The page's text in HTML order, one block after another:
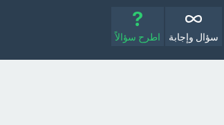
سؤال وإجابة اطرح سؤالاً